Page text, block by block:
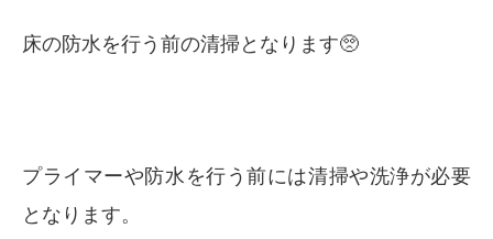
床の防水を行う前の清掃となります🥺
プライマーや防水を行う前には清掃や洗浄が必要
となります。